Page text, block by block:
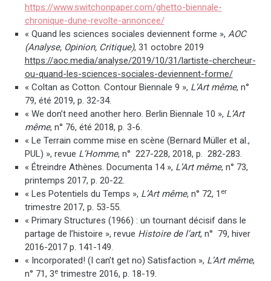
https://www.switchonpaper.com/ghetto-biennale-
chronique-dune-revolte-annoncee/
« Quand les sciences sociales deviennent forme », AOC
(Analyse, Opinion, Critique), 31 octobre 2019
https://aoc.media/analyse/2019/10/31/lartiste-chercheur-
ou-quand-les-sciences-sociales-deviennent-forme/
« Coltan as Cotton. Contour Biennale 9 », L’Art même, n°
79, été 2019, p. 32-34.
« We don’t need another hero. Berlin Biennale 10 », L’Art
même, n° 76, été 2018, p. 3-6.
« Le Terrain comme mise en scène (Bernard Müller et al.,
PUL) », revue L’Homme, n° 227-228, 2018, p. 282-283.
« Étreindre Athènes. Documenta 14 », L’Art même, n° 73,
printemps 2017, p. 20-22.
« Les Potentiels du Temps », L’Art même, n° 72, 1 er
trimestre 2017, p. 53-55.
« Primary Structures (1966) : un tournant décisif dans le
partage de l’histoire », revue Histoire de l’art, n° 79, hiver
2016-2017 p. 141-149.
« Incorporated! (I can’t get no) Satisfaction », L’Art même,
n° 71, 3etrimestre 2016, p. 18-19.